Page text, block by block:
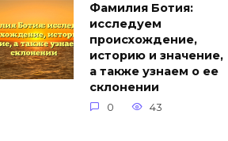
Фамилия Ботия:
исследуем
происхождение,
историю и значение,
а также узнаем о ее
склонении
0 43